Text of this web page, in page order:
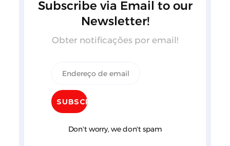
Subscribe via Email to our
Newsletter!
Obter notificações por email!
Don't worry, we don't spam